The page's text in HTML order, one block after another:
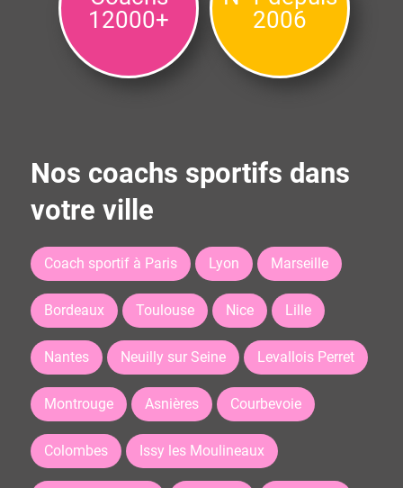
12000+
2006
Nos coachs sportifs dans
votre ville
Coach sportif à Paris Lyon Marseille
Bordeaux Toulouse Nice Lille
Nantes Neuilly sur Seine Levallois Perret
Montrouge Asnières Courbevoie
Colombes Issy les Moulineaux